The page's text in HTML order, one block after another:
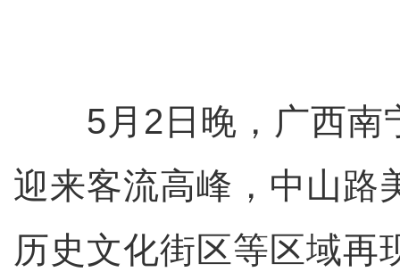
5月2日晚，广西南
迎来客流高峰，中山路
历史文化街区等区域再